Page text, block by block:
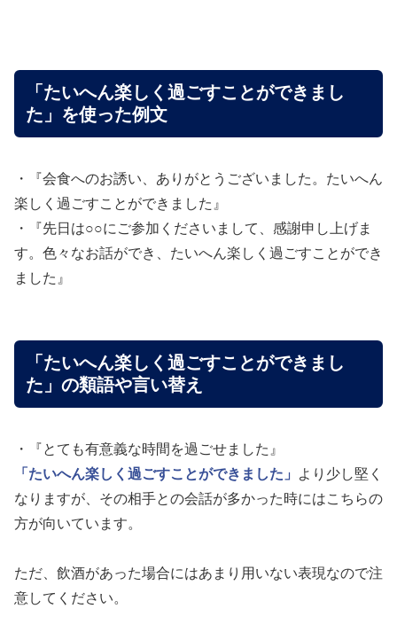
「たいへん楽しく過ごすことができまし
た」を使った例文
・『会食へのお誘い、ありがとうございました。たいへん
楽しく過ごすことができました』
・『先日は○○にご参加くださいまして、感謝申し上げま
す。色々なお話ができ、たいへん楽しく過ごすことができ
ました』
「たいへん楽しく過ごすことができまし
た」の類語や言い替え
・『とても有意義な時間を過ごせました』
「たいへん楽しく過ごすことができました」
より少し堅く
なりますが、その相手との会話が多かった時にはこちらの
方が向いています。
ただ、飲酒があった場合にはあまり用いない表現なので注
意してください。